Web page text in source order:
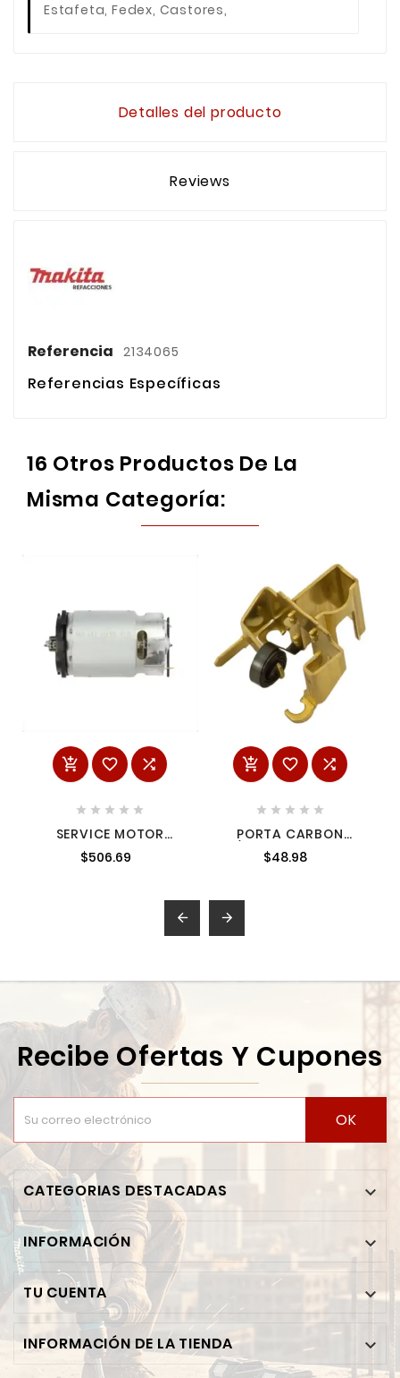
Estafeta, Fedex, Castores,
Detalles del producto
Reviews
Referencia 2134065
Referencias Específicas
16 Otros Productos De La
Misma Categoría:
  
    
SERVICE MOTOR
ASSEMBLY WITH
PINION 14502435
$506.69
  
    
PORTA CARBON
P/9564C 6437607
$48.98
 
Recibe Ofertas Y Cupones
OK
CATEGORIAS DESTACADAS 
INFORMACIÓN 
TU CUENTA 
INFORMACIÓN DE LA TIENDA 